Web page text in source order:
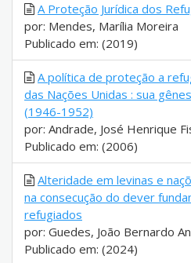
A Proteção Jurídica dos
por: Mendes, Marília Moreira
Publicado em: (2019)
A política de proteção a
das Nações Unidas : sua
(1946-1952)
por: Andrade, José Henrique
Publicado em: (2006)
Alteridade em levinas e
na consecução do dever
refugiados
por: Guedes, João Bernardo
Publicado em: (2024)